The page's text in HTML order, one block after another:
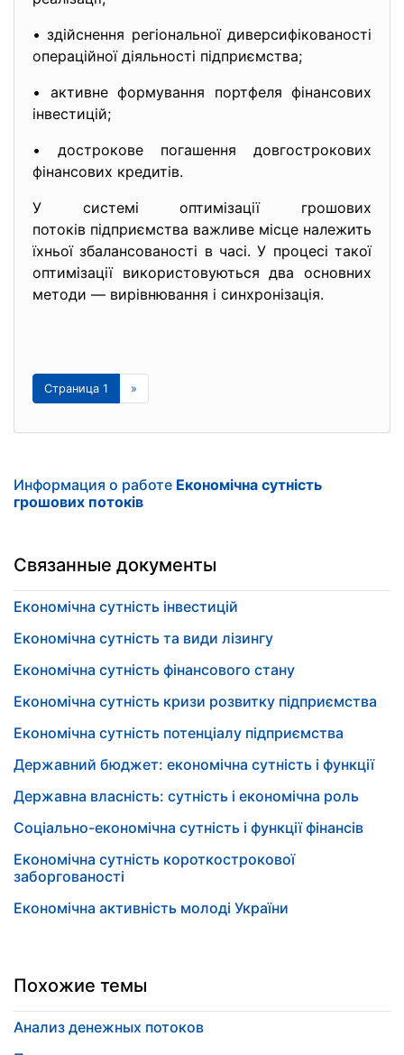
• здійснення регіональної диверсифікованості
операційної діяльності підприємства;
• активне формування портфеля фінансових
інвестицій;
• дострокове погашення довгострокових
фінансових кредитів.
У системі оптимізації грошових
потоків підприємства важливе місце належить
їхньої збалансованості в часі. У процесі такої
оптимізації використовуються два основних
методи — вирівнювання і синхронізація.
Страница 1 »
Информация о работе Економічна сутність
грошових потоків
Связанные документы
Економічна сутність інвестицій
Економічна сутність та види лізингу
Економічна сутність фінансового стану
Економічна сутність кризи розвитку підприємства
Економічна сутність потенціалу підприємства
Державний бюджет: економічна сутність і функції
Державна власність: сутність і економічна роль
Соціально-економічна сутність і функції фінансів
Економічна сутність короткострокової
заборгованості
Економічна активність молоді України
Похожие темы
Анализ денежных потоков